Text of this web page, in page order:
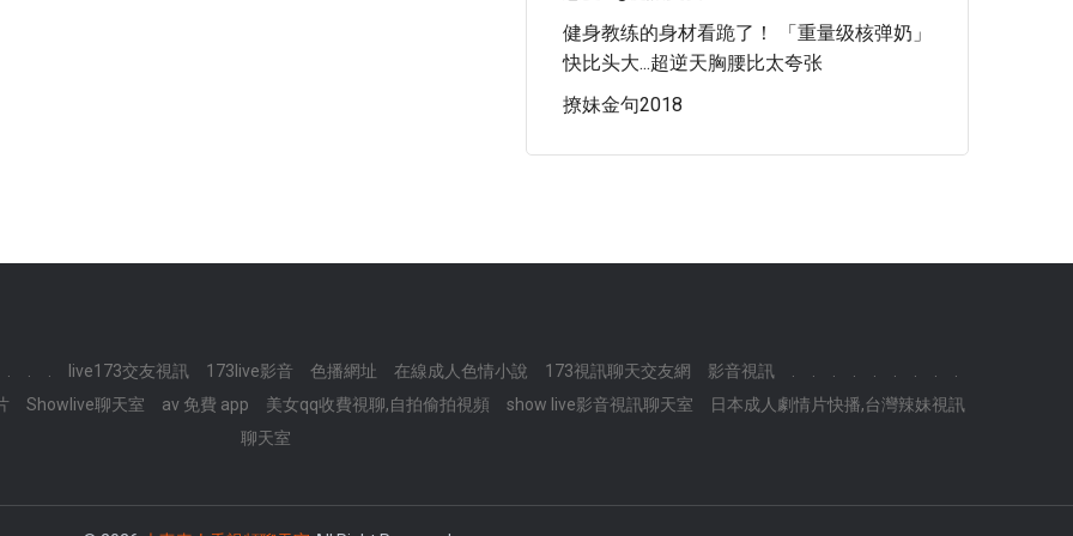
健身教练的身材看跪了！ 「重量级核弹奶」
快比头大...超逆天胸腰比太夸张
撩妹金句2018
live173交友視訊 173live影音 色播網址 在線成人色情小說 173視訊聊天交友網 影音視訊
Showlive聊天室 av 免費 app 美女qq收費視聊,自拍偷拍視頻 show live影音視訊聊天室
日本成人劇情片快播,台灣辣妹視訊
聊天室